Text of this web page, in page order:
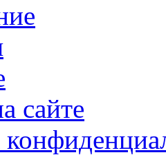
сайте